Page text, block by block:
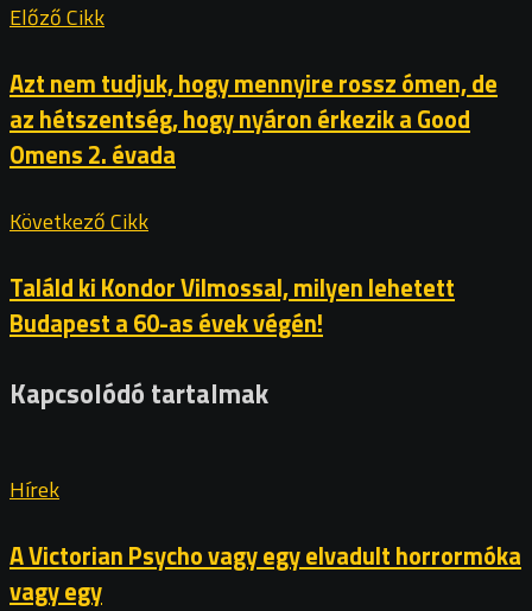
Előző Cikk
Azt nem tudjuk, hogy mennyire rossz ómen, de
az hétszentség, hogy nyáron érkezik a Good
Omens 2. évada
Következő Cikk
Találd ki Kondor Vilmossal, milyen lehetett
Budapest a 60-as évek végén!
Kapcsolódó tartalmak
Hírek
A Victorian Psycho vagy egy elvadult horrormóka
vagy egy